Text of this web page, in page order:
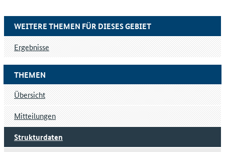
THEMEN
Übersicht
Mitteilungen
Strukturdaten
WEITERE THEMEN FÜR DIESES GEBIET
Ergebnisse